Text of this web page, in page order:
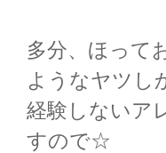
多分、ほって
ようなヤツし
経験しないア
すので☆